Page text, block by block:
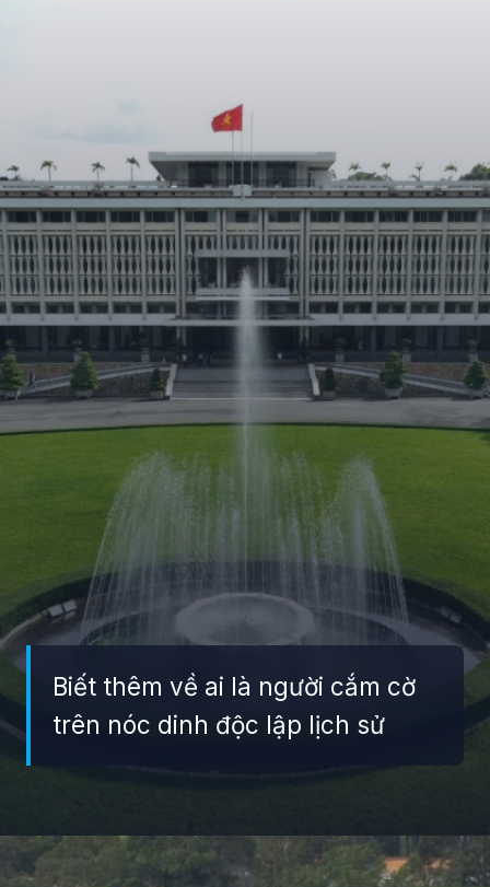
Biết thêm về ai là người cắm cờ
trên nóc dinh độc lập lịch sử
Đang mở https://giaydabonghana.com/dinh-doc-lap-luu-giu-ky-uc-chien-tranh-va-lich-su-viet-nam